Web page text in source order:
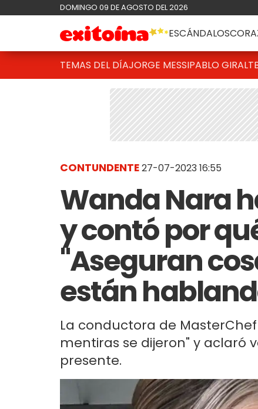
DOMINGO 09 DE AGOSTO DEL 2026
ESCÁNDALOS
TEMAS DEL DÍAJORGE MESSIPABLO GIRALT
CONTUNDENTE27-07-2023 16:55
Wanda Nara
y contó por
"Aseguran
están
La conductora de
mentiras se dijeron" y aclaró
presente.